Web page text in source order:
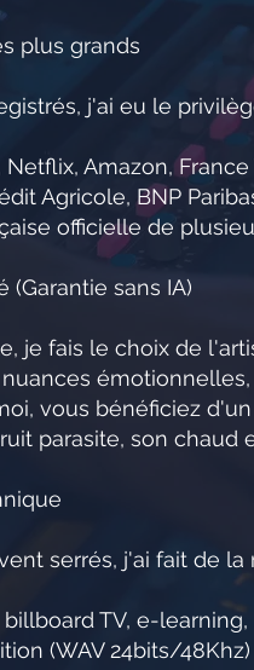
plus grands
j'ai eu le
Amazon, France
Agricole, BNP
officielle de
sans IA)
je fais le choix de
vous bénéficiez
parasite, son chaud
serrés, j'ai fait de
TV, e-
(WAV 24bits/